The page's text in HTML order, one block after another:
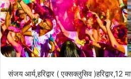
संजय आर्य,हरिद्वार ( एक्सक्लुसिव